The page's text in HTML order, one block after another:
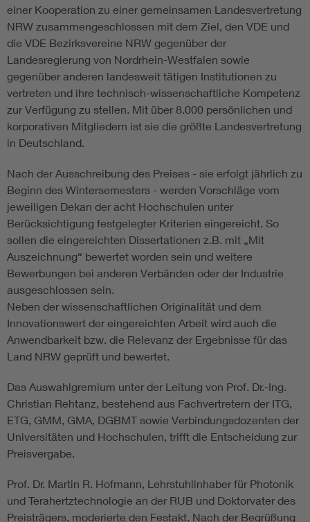
einer Kooperation zu einer gemeinsamen Landesvertretung
NRW zusammengeschlossen mit dem Ziel, den VDE und
die VDE Bezirksvereine NRW gegenüber der
Landesregierung von Nordrhein-Westfalen sowie
gegenüber anderen landesweit tätigen Institutionen zu
vertreten und ihre technisch-wissenschaftliche Kompetenz
zur Verfügung zu stellen. Mit über 8.000 persönlichen und
korporativen Mitgliedern ist sie die größte Landesvertretung
in Deutschland.
Nach der Ausschreibung des Preises - sie erfolgt jährlich zu
Beginn des Wintersemesters - werden Vorschläge vom
jeweiligen Dekan der acht Hochschulen unter
Berücksichtigung festgelegter Kriterien eingereicht. So
sollen die eingereichten Dissertationen z.B. mit „Mit
Auszeichnung“ bewertet worden sein und weitere
Bewerbungen bei anderen Verbänden oder der Industrie
ausgeschlossen sein.
Neben der wissenschaftlichen Originalität und dem
Innovationswert der eingereichten Arbeit wird auch die
Anwendbarkeit bzw. die Relevanz der Ergebnisse für das
Land NRW geprüft und bewertet.
Das Auswahlgremium unter der Leitung von Prof. Dr.-Ing.
Christian Rehtanz, bestehend aus Fachvertretern der ITG,
ETG, GMM, GMA, DGBMT sowie Verbindungsdozenten der
Universitäten und Hochschulen, trifft die Entscheidung zur
Preisvergabe.
Prof. Dr. Martin R. Hofmann, Lehrstuhlinhaber für Photonik
und Terahertztechnologie an der RUB und Doktorvater des
Preisträgers, moderierte den Festakt. Nach der Begrüßung